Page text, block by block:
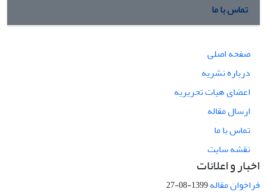
تماس با ما
صفحه اصلی
درباره نشریه
اعضای هیات تحریریه
ارسال مقاله
تماس با ما
نقشه سایت
اخبار و اعلانات
فراخوان مقاله1399-08-27